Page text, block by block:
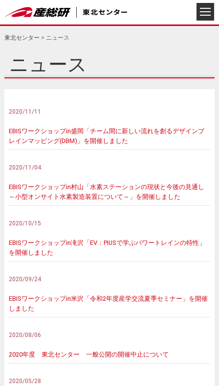
東北センター > ニュース
ニュース
2020/11/11
EBISワークショップin盛岡「チーム間に新しい流れを創るデザインブ
レインマッピング(DBM)」を開催しました
2020/11/04
EBISワークショップin村山「水素ステーションの現状と今後の見通し
～小型オンサイト水素製造装置について～」を開催しました
2020/10/15
EBISワークショップin滝沢「EV：PIUSで学ぶパワートレインの特性」
を開催しました
2020/09/24
EBISワークショップin米沢「令和2年度産学交流夏季セミナー」を開催
しました
2020/08/06
2020年度 東北センター 一般公開の開催中止について
2020/05/28